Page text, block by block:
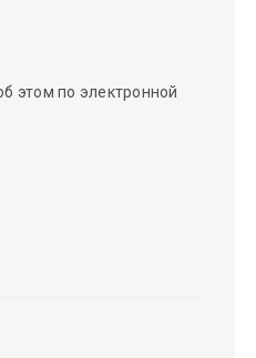
этом по электронной